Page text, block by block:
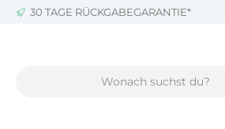
Hauptinhalt springen
Zur Suche springen
Zur Hauptnavigation springen
30 TAGE RÜCKGABEGARANTIE*